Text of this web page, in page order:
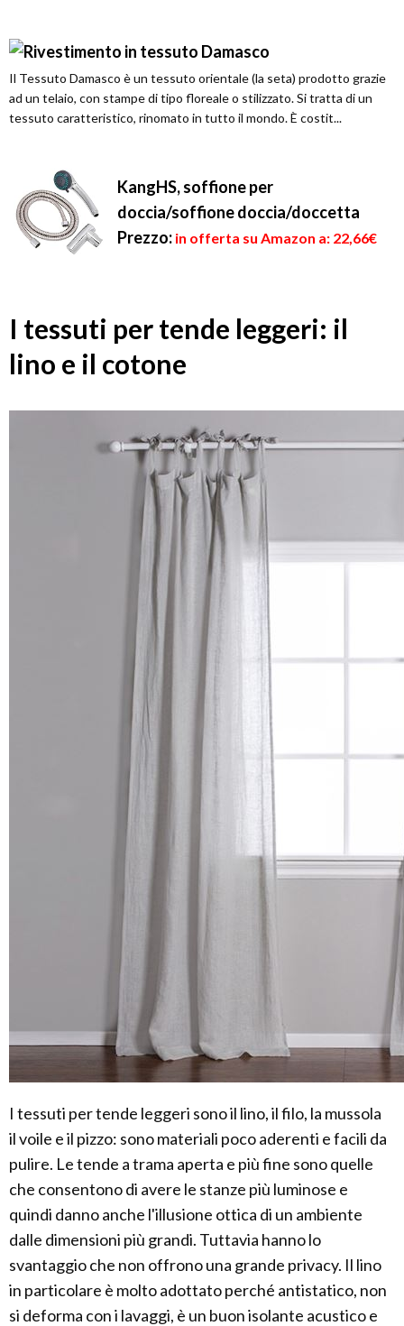
Il Tessuto Damasco è un tessuto orientale (la seta) prodotto grazie
ad un telaio, con stampe di tipo floreale o stilizzato. Si tratta di un
tessuto caratteristico, rinomato in tutto il mondo. È costit...
KangHS, soffione per
doccia/soffione doccia/doccetta
Prezzo: in offerta su Amazon a: 22,66€
I tessuti per tende leggeri: il
lino e il cotone
I tessuti per tende leggeri sono il lino, il filo, la mussola
il voile e il pizzo: sono materiali poco aderenti e facili da
pulire. Le tende a trama aperta e più fine sono quelle
che consentono di avere le stanze più luminose e
quindi danno anche l'illusione ottica di un ambiente
dalle dimensioni più grandi. Tuttavia hanno lo
svantaggio che non offrono una grande privacy. Il lino
in particolare è molto adottato perché antistatico, non
si deforma con i lavaggi, è un buon isolante acustico e